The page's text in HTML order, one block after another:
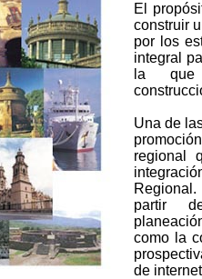
El
construir
por los
integral
la que
Una de
regional
partir
como la
de